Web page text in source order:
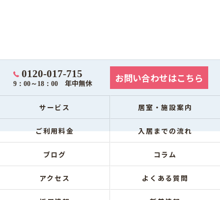
0120-017-715
9：00～18：00 年中無休 お問い合わせはこちら
サービス 居室・施設案内
ご利用料金 入居までの流れ
ブログ コラム
アクセス よくある質問